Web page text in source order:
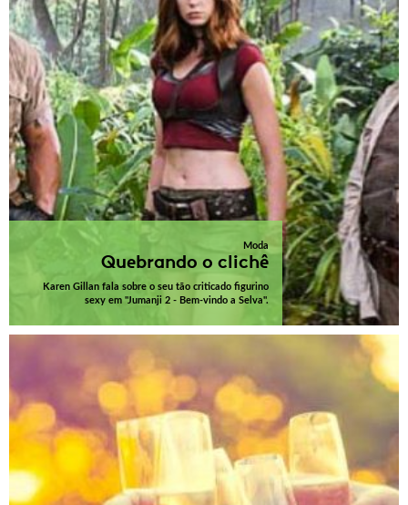
Moda
Quebrando o clichê
Karen Gillan fala sobre o seu tão criticado figurino
sexy em "Jumanji 2 - Bem-vindo a Selva".